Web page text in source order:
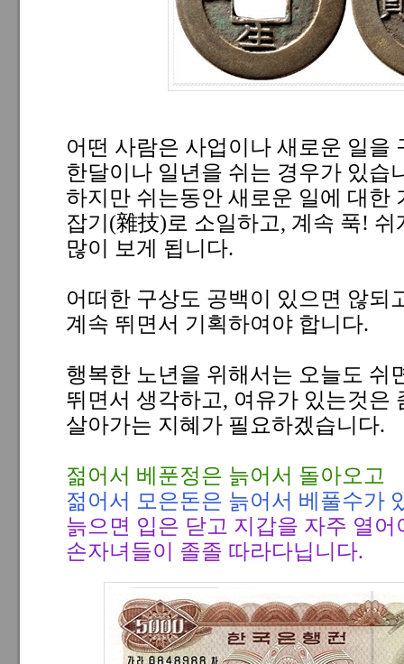
어떤 사람은 사업이나 새로운 일을
한달이나 일년을 쉬는 경우가 있습
하지만 쉬는동안 새로운 일에 대한
잡기(雜技)로 소일하고, 계속 푹! 쉬
많이 보게 됩니다.
어떠한 구상도 공백이 있으면 않되
계속 뛰면서 기획하여야 합니다.
행복한 노년을 위해서는 오늘도 쉬
뛰면서 생각하고, 여유가 있는것은
살아가는 지혜가 필요하겠습니다.
젊어서 베푼정은 늙어서 돌아오고
젊어서 모은돈은 늙어서 베풀수가
늙으면 입은 닫고 지갑을 자주 열어
손자녀들이 졸졸 따라다닙니다.